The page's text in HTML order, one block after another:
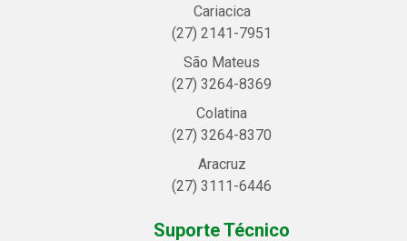
Cariacica
(27) 2141-7951
São Mateus
(27) 3264-8369
Colatina
(27) 3264-8370
Aracruz
(27) 3111-6446
Suporte Técnico